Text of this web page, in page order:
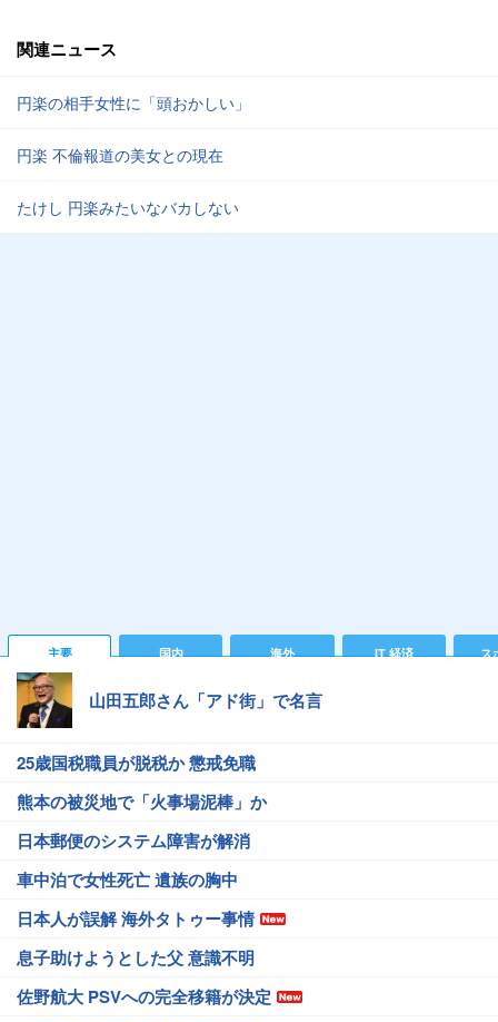
関連ニュース
円楽の相手女性に「頭おかしい」
円楽 不倫報道の美女との現在
たけし 円楽みたいなバカしない
主要 国内 海外 IT 経済 ス
山田五郎さん「アド街」で名言
25歳国税職員が脱税か 懲戒免職
熊本の被災地で「火事場泥棒」か
日本郵便のシステム障害が解消
車中泊で女性死亡 遺族の胸中
日本人が誤解 海外タトゥー事情
息子助けようとした父 意識不明
佐野航大 PSVへの完全移籍が決定